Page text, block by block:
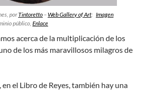
porTintoretto –Web Gallery of Art: Imagen
público, Enlace
acerca de la multiplicación de los
de los más maravillosos milagros de
el Libro de Reyes, también hay una